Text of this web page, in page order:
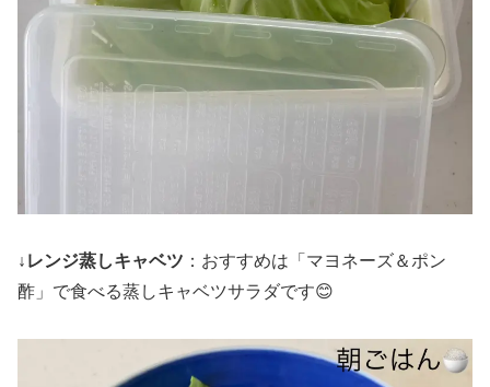
↓レンジ蒸しキャベツ ：おすすめは「マヨネーズ＆ポン
酢」で食べる蒸しキャベツサラダです😊